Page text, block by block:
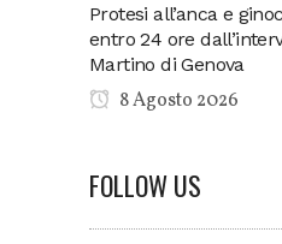
Protesi all’anca e
entro 24 ore
Martino di Genova
8 Agosto 2026
FOLLOW US